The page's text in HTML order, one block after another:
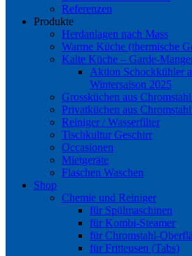
Referenzen
Produkte
Herdanlagen nach Mass
Warme Küche (thermische
Kalte Küche – Garde-
Aktion Schockkühler
Wintersaison 2025
Grossküchen aus
Privatküchen aus
Reiniger / Wasserfilter
Tischkultur Geschirr
Occasionen
Mietgeräte
Flaschen Waschen
Shop
Chemie und Reiniger
für Spülmaschinen
für Kombi-Steamer
für Chromstahl-
für Fritteusen (Tabs)